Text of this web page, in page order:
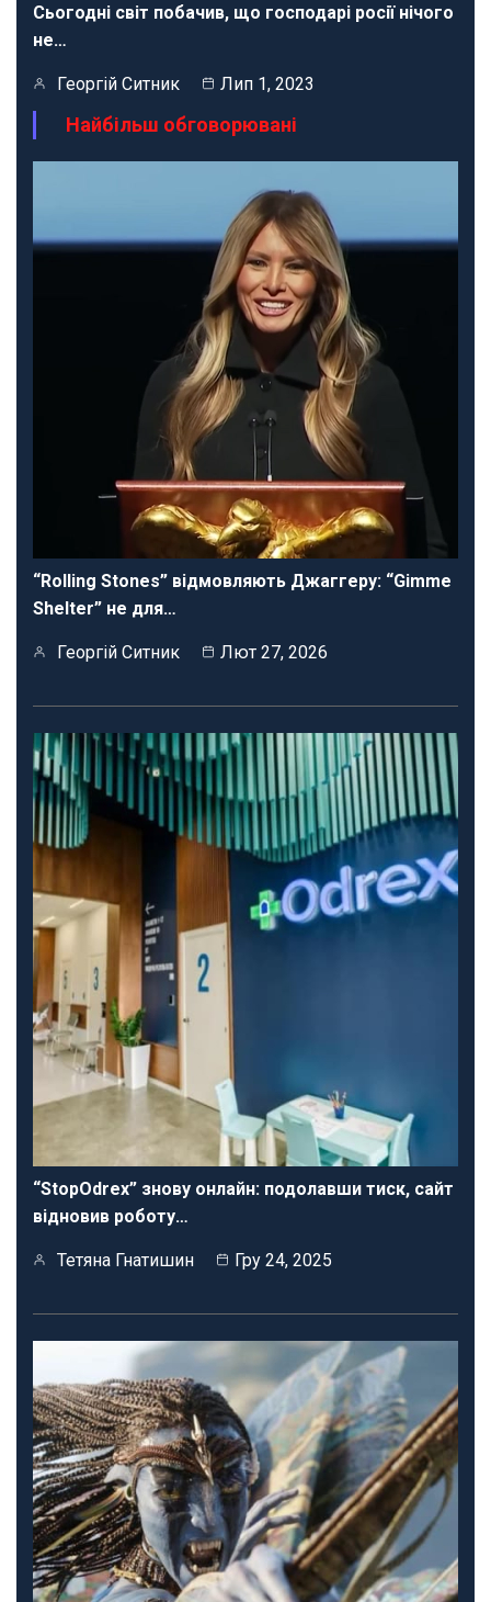
Сьогодні світ побачив, що господарі росії нічого
не…
Георгій Ситник Лип 1, 2023
Найбільш обговорювані
“Rolling Stones” відмовляють Джаггеру: “Gimme
Shelter” не для…
Георгій Ситник Лют 27, 2026
“StopOdrex” знову онлайн: подолавши тиск, сайт
відновив роботу…
Тетяна Гнатишин Гру 24, 2025